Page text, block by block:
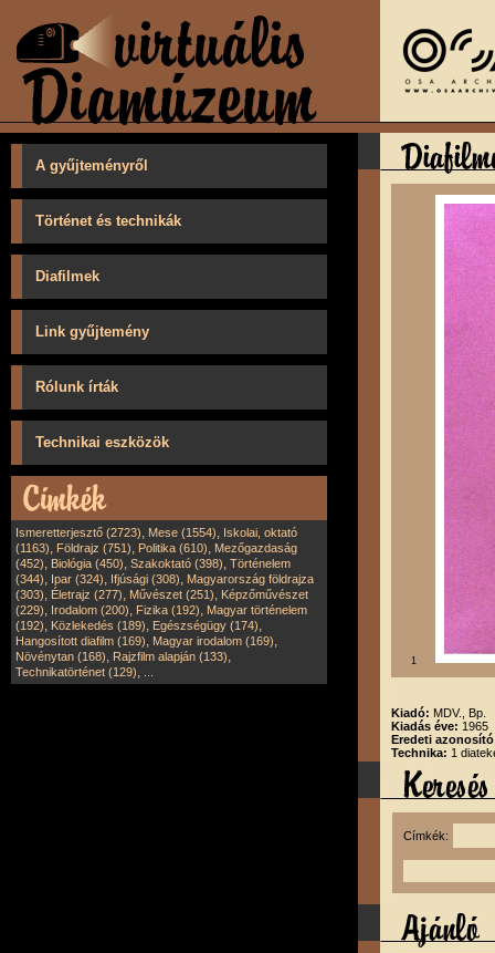
A gyűjteményről
Történet és technikák
Diafilmek
Link gyűjtemény
Rólunk írták
Technikai eszközök
Ismeretterjesztő (2723), Mese (1554), Iskolai, oktató
(1163), Földrajz (751), Politika (610), Mezőgazdaság
(452), Biológia (450), Szakoktató (398), Történelem
(344), Ipar (324), Ifjúsági (308), Magyarország földrajza
(303), Életrajz (277), Művészet (251), Képzőművészet
(229), Irodalom (200), Fizika (192), Magyar történelem
(192), Közlekedés (189), Egészségügy (174),
Hangosított diafilm (169), Magyar irodalom (169),
Növénytan (168), Rajzfilm alapján (133),
Technikatörténet (129),
1
Kiadó: MDV., Bp.
Kiadás éve: 1965
Eredeti
Technika: 1
Címkék: